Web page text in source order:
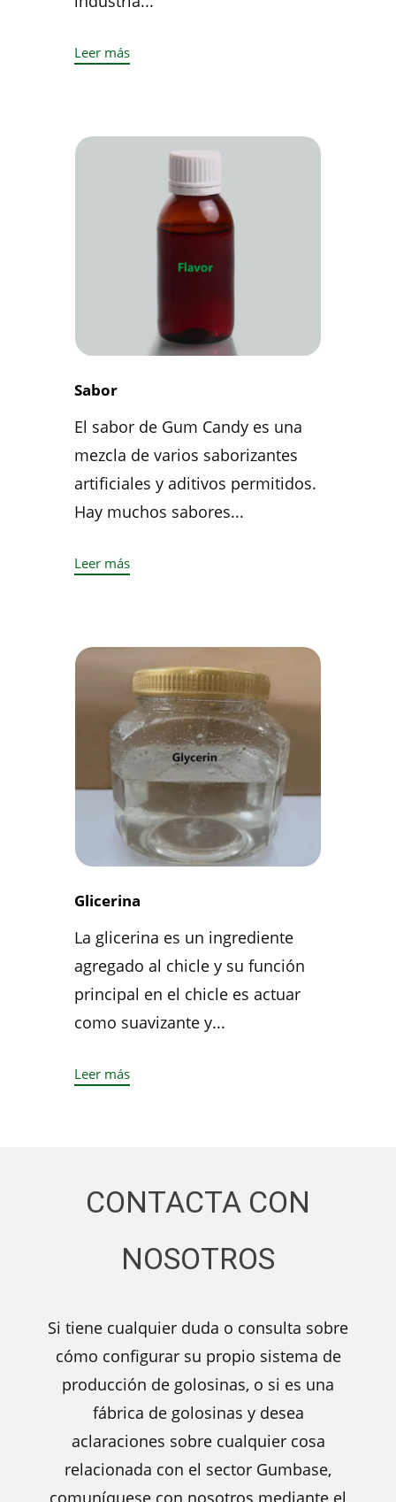
Leer más
Sabor
El sabor de Gum Candy es una
mezcla de varios saborizantes
artificiales y aditivos permitidos.
Hay muchos sabores...
Leer más
Glicerina
La glicerina es un ingrediente
agregado al chicle y su función
principal en el chicle es actuar
como suavizante y...
Leer más
CONTACTA CON
NOSOTROS
Si tiene cualquier duda o consulta sobre
cómo configurar su propio sistema de
producción de golosinas, o si es una
fábrica de golosinas y desea
aclaraciones sobre cualquier cosa
relacionada con el sector Gumbase,
comuníquese con nosotros mediante el